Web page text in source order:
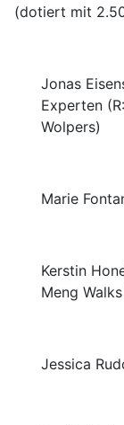
(dotiert mit
Jonas
Experten
Wolpers)
Marie
Kerstin
Meng
Jessica